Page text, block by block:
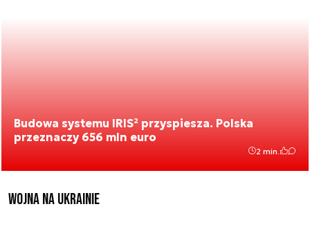
Budowa systemu IRIS² przyspiesza. Polska
przeznaczy 656 mln euro
2 min.
Wojna na Ukrainie